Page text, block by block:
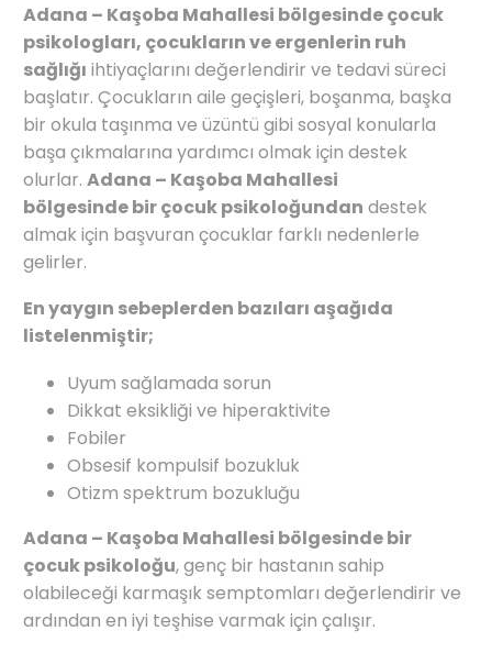
Adana – Kaşoba Mahallesi bölgesinde çocuk
psikologları, çocukların ve ergenlerin ruh
sağlığı ihtiyaçlarını değerlendirir ve tedavi süreci
başlatır. Çocukların aile geçişleri, boşanma, başka
bir okula taşınma ve üzüntü gibi sosyal konularla
başa çıkmalarına yardımcı olmak için destek
olurlar. Adana – Kaşoba Mahallesi
bölgesinde bir çocuk psikoloğundan destek
almak için başvuran çocuklar farklı nedenlerle
gelirler.
En yaygın sebeplerden bazıları aşağıda
listelenmiştir;
Uyum sağlamada sorun
Dikkat eksikliği ve hiperaktivite
Fobiler
Obsesif kompulsif bozukluk
Otizm spektrum bozukluğu
Adana – Kaşoba Mahallesi bölgesinde bir
çocuk psikoloğu, genç bir hastanın sahip
olabileceği karmaşık semptomları değerlendirir ve
ardından en iyi teşhise varmak için çalışır.